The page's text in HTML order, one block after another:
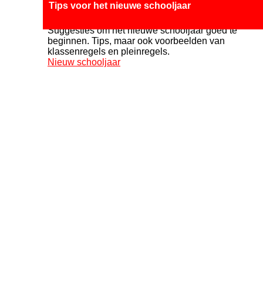
Tips voor het nieuwe schooljaar
Suggesties om het nieuwe schooljaar goed te
beginnen. Tips, maar ook voorbeelden van
klassenregels en pleinregels.
Nieuw schooljaar